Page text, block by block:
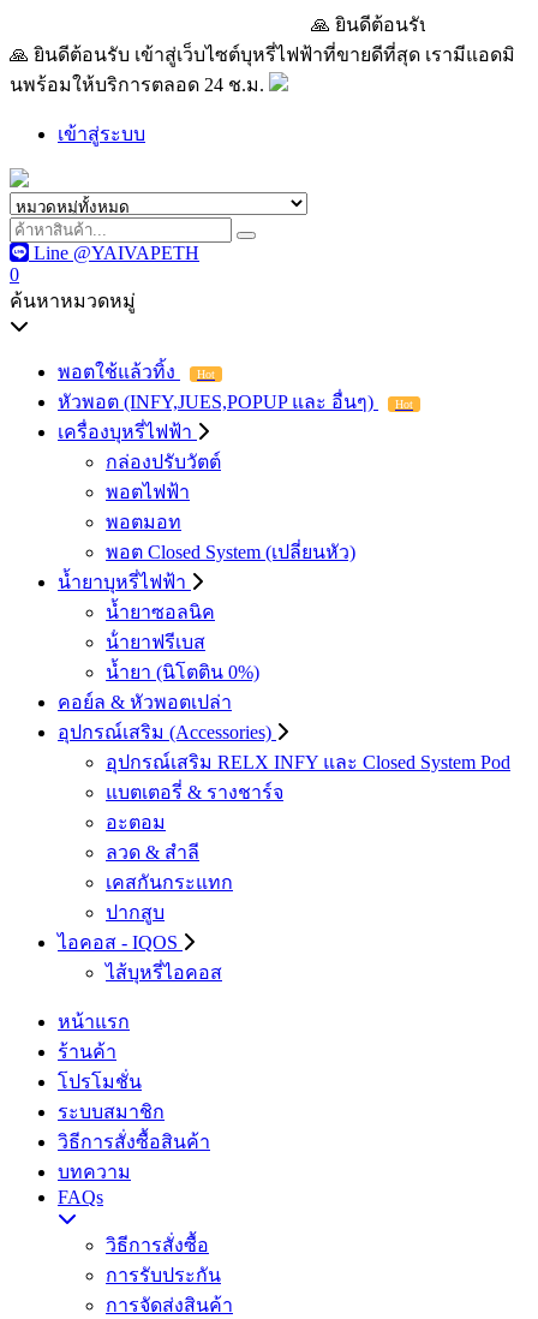
🙏 ยินดีต้อนรับ เข้าสู่เว็บไซต์บุห
🙏 ยินดีต้อนรับ เข้าสู่เว็บไซต์บุหรี่ไฟฟ้าที่ขายดีที่สุด เรามีแอดมิ
นพร้อมให้บริการตลอด 24 ช.ม.
เข้าสู่ระบบ
Line @YAIVAPETH
0
ค้นหาหมวดหมู่
พอตใช้แล้วทิ้ง Hot
หัวพอต (INFY,JUES,POPUP และ อื่นๆ) Hot
เครื่องบุหรี่ไฟฟ้า
กล่องปรับวัตต์
พอตไฟฟ้า
พอตมอท
พอต Closed System (เปลี่ยนหัว)
น้ำยาบุหรี่ไฟฟ้า
น้ำยาซอลนิค
น้ํายาฟรีเบส
น้ำยา (นิโตติน 0%)
คอย์ล & หัวพอตเปล่า
อุปกรณ์เสริม (Accessories)
อุปกรณ์เสริม RELX INFY และ Closed System Pod
แบตเตอรี่ & รางชาร์จ
อะตอม
ลวด ​& สำลี
เคสกันกระแทก
ปากสูบ
ไอคอส - IQOS
ไส้บุหรี่ไอคอส
หน้าแรก
ร้านค้า
โปรโมชั่น
ระบบสมาชิก
วิธีการสั่งซื้อสินค้า
บทความ
FAQs
วิธีการสั่งซื้อ
การรับประกัน
การจัดส่งสินค้า